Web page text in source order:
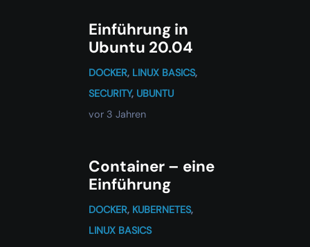
Einführung in
Ubuntu 20.04
DOCKER, LINUX BASICS,
SECURITY, UBUNTU
vor 3 Jahren
Container – eine
Einführung
DOCKER, KUBERNETES,
LINUX BASICS